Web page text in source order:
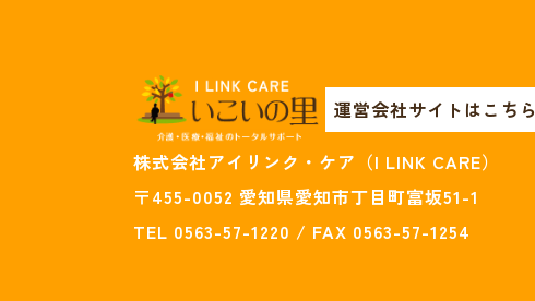
運営会社サイトはこちら
株式会社アイリンク・ケア（I LINK CARE）
〒455-0052 愛知県愛知市丁目町富坂51-1
TEL 0563-57-1220 / FAX 0563-57-1254